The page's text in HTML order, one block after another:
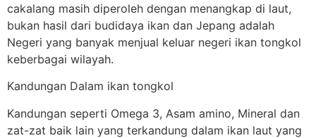
cakalang masih diperoleh dengan menangkap di laut,
bukan hasil dari budidaya ikan dan Jepang adalah
Negeri yang banyak menjual keluar negeri ikan tongkol
keberbagai wilayah.
Kandungan Dalam ikan tongkol
Kandungan seperti Omega 3, Asam amino, Mineral dan
zat-zat baik lain yang terkandung dalam ikan laut yang